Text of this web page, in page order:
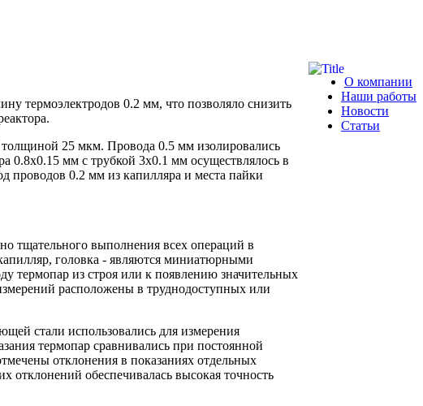
О компании
Наши работы
Новости
Статьи
термоэлектродов 0.2 мм, что позволяло снизить
25 мкм. Провода 0.5 мм изолировались
мм с трубкой 3x0.1 мм осуществлялось в
проводов 0.2 мм из капилляра и места пайки
тщательного выполнения всех операций в
головка - являются миниатюрными
термопар из строя или к появлению значительных
расположены в труднодоступных или
стали использовались для измерения
термопар сравнивались при постоянной
отклонения в показаниях отдельных
отклонений обеспечивалась высокая точность